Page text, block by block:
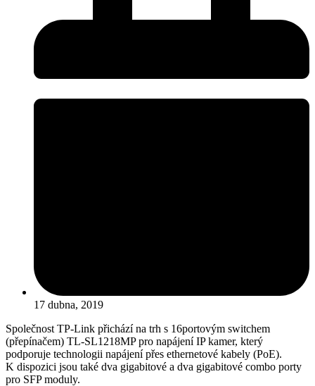
17 dubna, 2019
Společnost TP-Link přichází na trh s 16portovým switchem
(přepínačem) TL-SL1218MP pro napájení IP kamer, který
podporuje technologii napájení přes ethernetové kabely (PoE).
K dispozici jsou také dva gigabitové a dva gigabitové combo porty
pro SFP moduly.